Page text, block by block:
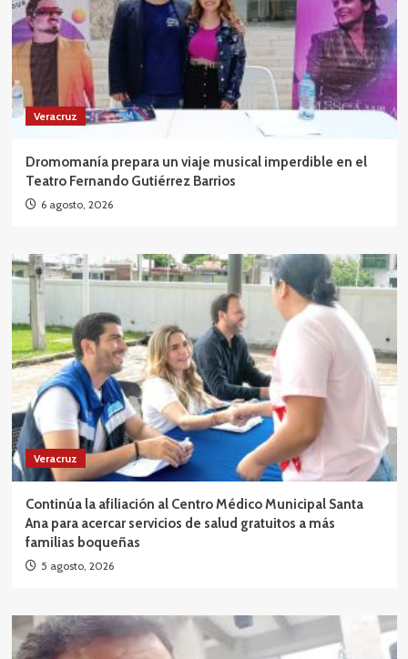
Veracruz
Dromomanía prepara un viaje musical imperdible en el
Teatro Fernando Gutiérrez Barrios
6 agosto, 2026
Veracruz
Continúa la afiliación al Centro Médico Municipal Santa
Ana para acercar servicios de salud gratuitos a más
familias boqueñas
5 agosto, 2026